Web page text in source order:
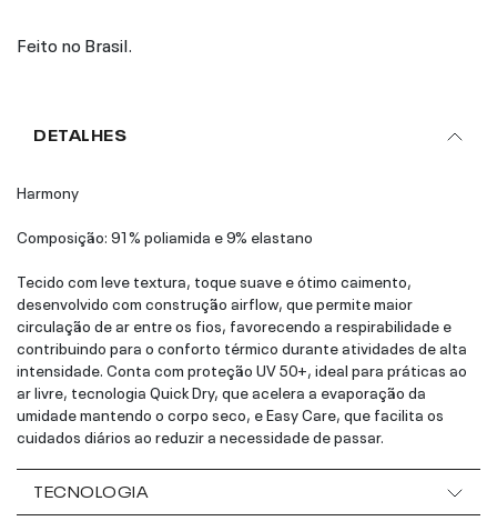
Feito no Brasil.
DETALHES
Harmony
Composição: 91% poliamida e 9% elastano
Tecido com leve textura, toque suave e ótimo caimento,
desenvolvido com construção airflow, que permite maior
circulação de ar entre os fios, favorecendo a respirabilidade e
contribuindo para o conforto térmico durante atividades de alta
intensidade. Conta com proteção UV 50+, ideal para práticas ao
ar livre, tecnologia Quick Dry, que acelera a evaporação da
umidade mantendo o corpo seco, e Easy Care, que facilita os
cuidados diários ao reduzir a necessidade de passar.
TECNOLOGIA